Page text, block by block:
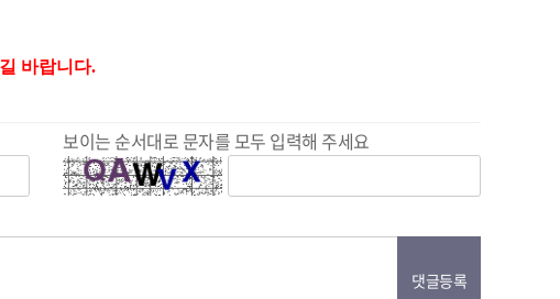
바랍니다.
보이는 순서대로 문자를 모두 입력해 주세요
댓글등록